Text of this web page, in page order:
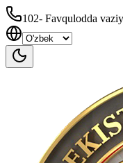
102- Favqulodda